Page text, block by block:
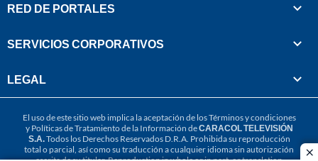
RED DE PORTALES
SERVICIOS CORPORATIVOS
LEGAL
El uso de este sitio web implica la aceptación de losTérminos y condiciones
y Políticas de Tratamiento de la Información deCARACOL TELEVISIÓN
S.A.Todos los Derechos Reservados D.R.A. Prohibida su reproducción
total o parcial, así como su traducción a cualquier idioma sin autorización